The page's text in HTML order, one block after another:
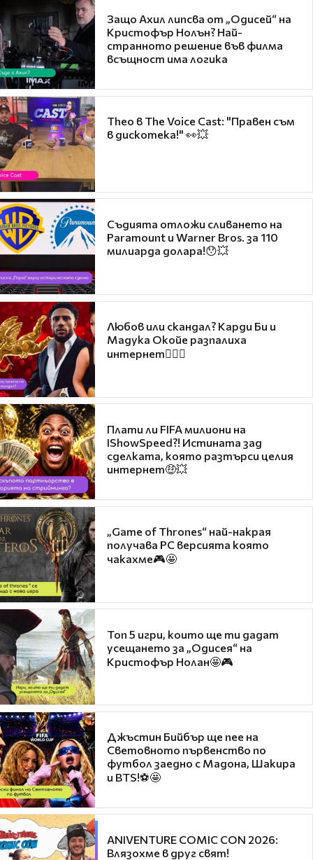
Защо Ахил липсва от „Одисей“ на
Кристофър Нолън? Най-
странното решение във филма
всъщност има логика
Theo в The Voice Cast: "Правен съм
в дискотека!" 👀💥
Съдията отложи сливането на
Paramount и Warner Bros. за 110
милиарда долара!😯💥
Любов или скандал? Карди Би и
Мадука Окойе разпалиха
интернет❤️‍🔥🔥
Плати ли FIFA милиони на
IShowSpeed?! Истината зад
сделката, която разтърси целия
интернет🤑💥
„Game of Thrones“ най-накрая
получава PC версията която
чакахме🎮🤩
Топ 5 игри, които ще ти дадат
усещането за „Одисея“ на
Кристофър Нолан🤩🎮
Джъстин Бийбър ще пее на
Световното първенство по
футбол заедно с Мадона, Шакира
и BTS!⚽🤩
ANIVENTURE COMIC CON 2026:
Влязохме в друг свят!